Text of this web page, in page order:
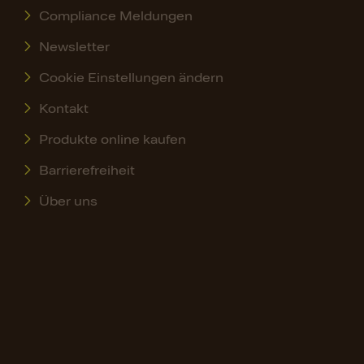
Compliance Meldungen
Newsletter
Cookie Einstellungen ändern
Kontakt
Produkte online kaufen
Barrierefreiheit
Über uns